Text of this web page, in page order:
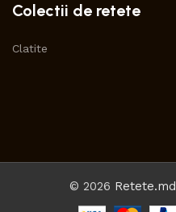
Colectii de retete
Clatite
© 2026 Retete.md